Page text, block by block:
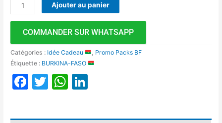
Ajouter au panier
COMMANDER SUR WHATSAPP
Catégories : Idée Cadeau
Promo Packs BF
Étiquette : BURKINA-FASO
Facebook
TwitterWhatsApp